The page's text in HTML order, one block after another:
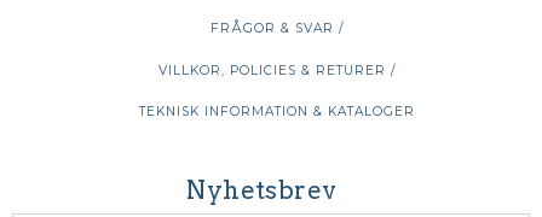
FRÅGOR & SVAR /
VILLKOR, POLICIES & RETURER /
TEKNISK INFORMATION & KATALOGER
Nyhetsbrev